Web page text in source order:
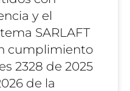
y el
SARLAFT
cumplimiento
2328 de 2025
de la